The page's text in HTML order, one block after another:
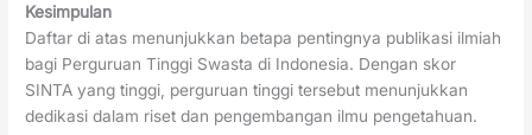
Kesimpulan
Daftar di atas menunjukkan betapa pentingnya publikasi ilmiah
bagi Perguruan Tinggi Swasta di Indonesia. Dengan skor
SINTA yang tinggi, perguruan tinggi tersebut menunjukkan
dedikasi dalam riset dan pengembangan ilmu pengetahuan.